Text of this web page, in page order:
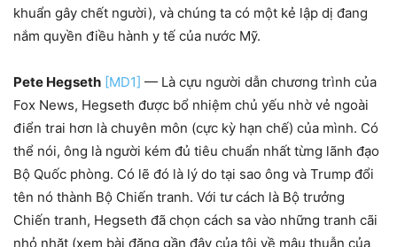
khuẩn gây chết người), và chúng ta có một kẻ lập dị đang
nắm quyền điều hành y tế của nước Mỹ.
Pete Hegseth [MD1] — Là cựu người dẫn chương trình của
Fox News, Hegseth được bổ nhiệm chủ yếu nhờ vẻ ngoài
điển trai hơn là chuyên môn (cực kỳ hạn chế) của mình. Có
thể nói, ông là người kém đủ tiêu chuẩn nhất từng lãnh đạo
Bộ Quốc phòng. Có lẽ đó là lý do tại sao ông và Trump đổi
tên nó thành Bộ Chiến tranh. Với tư cách là Bộ trưởng
Chiến tranh, Hegseth đã chọn cách sa vào những tranh cãi
nhỏ nhặt (xem bài đăng gần đây của tôi về mâu thuẫn của